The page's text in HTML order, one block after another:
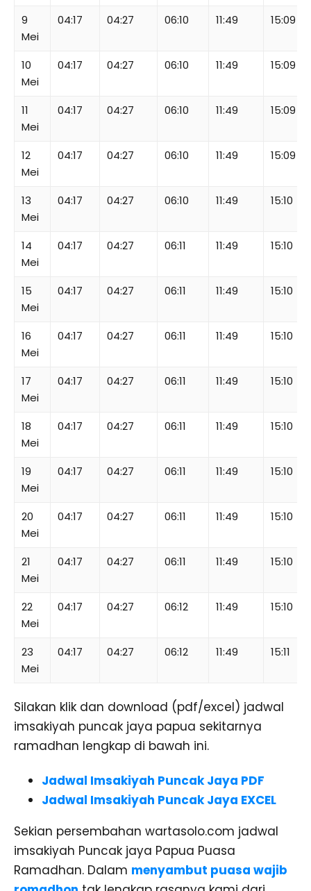
9
Mei
04:17 04:27 06:10 11:49 15:09
10
Mei
04:17 04:27 06:10 11:49 15:09
11
Mei
04:17 04:27 06:10 11:49 15:09
12
Mei
04:17 04:27 06:10 11:49 15:09
13
Mei
04:17 04:27 06:10 11:49 15:10
14
Mei
04:17 04:27 06:11 11:49 15:10
15
Mei
04:17 04:27 06:11 11:49 15:10
16
Mei
04:17 04:27 06:11 11:49 15:10
17
Mei
04:17 04:27 06:11 11:49 15:10
18
Mei
04:17 04:27 06:11 11:49 15:10
19
Mei
04:17 04:27 06:11 11:49 15:10
20
Mei
04:17 04:27 06:11 11:49 15:10
21
Mei
04:17 04:27 06:11 11:49 15:10
22
Mei
04:17 04:27 06:12 11:49 15:10
23
Mei
04:17 04:27 06:12 11:49 15:11
Silakan klik dan download (pdf/excel) jadwal
imsakiyah puncak jaya papua sekitarnya
ramadhan lengkap di bawah ini.
Jadwal Imsakiyah Puncak Jaya PDF
Jadwal Imsakiyah Puncak Jaya EXCEL
Sekian persembahan wartasolo.com jadwal
imsakiyah Puncak jaya Papua Puasa
Ramadhan. Dalam menyambut puasa wajib